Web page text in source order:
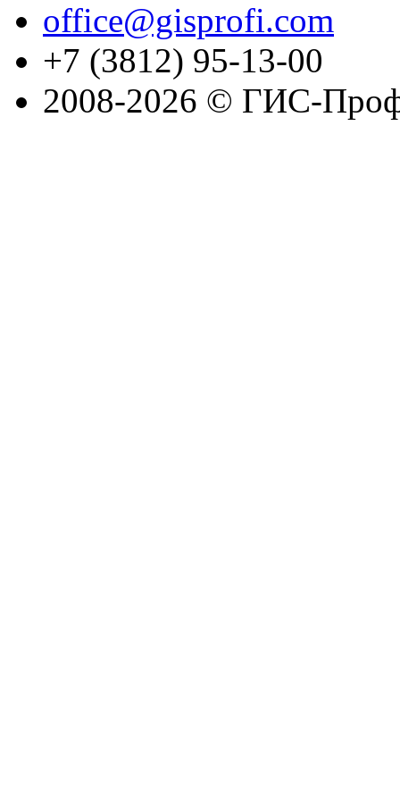
office@gisprofi.com
+7 (3812) 95-13-00
2008-2026 © ГИС-